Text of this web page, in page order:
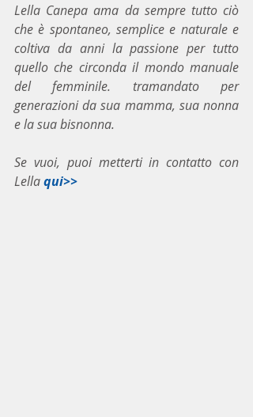
Lella Canepa ama da sempre tutto ciò
che è spontaneo, semplice e naturale e
coltiva da anni la passione per tutto
quello che circonda il mondo manuale
del femminile. tramandato per
generazioni da sua mamma, sua nonna
e la sua bisnonna.
Se vuoi, puoi metterti in contatto con
Lella qui>>